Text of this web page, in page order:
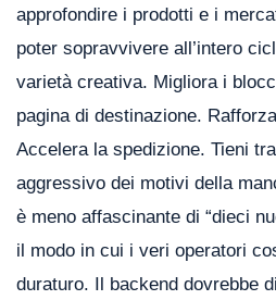
approfondire i prodotti e i
poter sopravvivere all’intero
varietà creativa. Migliora i
pagina di destinazione.
Accelera la spedizione. Tieni
aggressivo dei motivi della
è meno affascinante di “dieci
il modo in cui i veri operatori
duraturo. Il backend dovrebbe